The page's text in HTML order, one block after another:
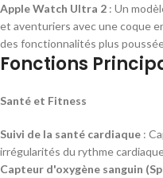
Apple Watch Ultra 2 : Un
et aventuriers avec une coque
des fonctionnalités plus
Fonctions
Santé et Fitness
Suivi de la santé cardiaque :
irrégularités du rythme
Capteur d'oxygène sanguin